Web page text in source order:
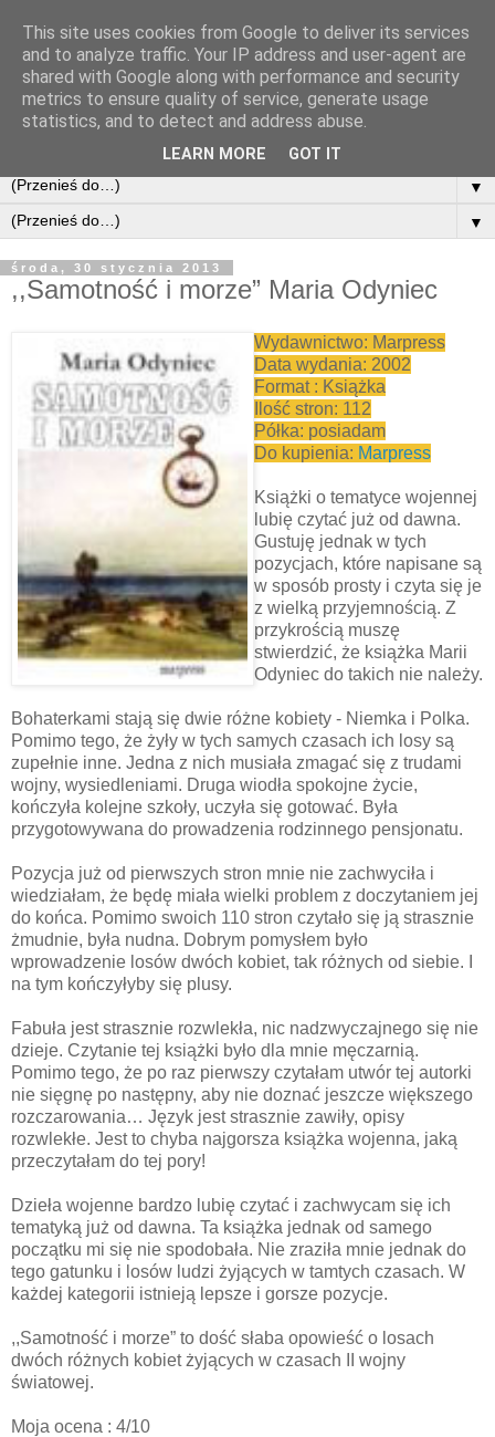
▼
▼
środa, 30 stycznia 2013
,,Samotność i morze” Maria Odyniec
Wydawnictwo: Marpress
Data wydania: 2002
Format : Książka
Ilość stron: 112
Półka: posiadam
Do kupienia: Marpress
Książki o tematyce wojennej
lubię czytać już od dawna.
Gustuję jednak w tych
pozycjach, które napisane są
w sposób prosty i czyta się je
z wielką przyjemnością. Z
przykrością muszę
stwierdzić, że książka Marii
Odyniec do takich nie należy.
Bohaterkami stają się dwie różne kobiety - Niemka i Polka.
Pomimo tego, że żyły w tych samych czasach ich losy są
zupełnie inne. Jedna z nich musiała zmagać się z trudami
wojny, wysiedleniami. Druga wiodła spokojne życie,
kończyła kolejne szkoły, uczyła się gotować. Była
przygotowywana do prowadzenia rodzinnego pensjonatu.
Pozycja już od pierwszych stron mnie nie zachwyciła i
wiedziałam, że będę miała wielki problem z doczytaniem jej
do końca. Pomimo swoich 110 stron czytało się ją strasznie
żmudnie, była nudna. Dobrym pomysłem było
wprowadzenie losów dwóch kobiet, tak różnych od siebie. I
na tym kończyłyby się plusy.
Fabuła jest strasznie rozwlekła, nic nadzwyczajnego się nie
dzieje. Czytanie tej książki było dla mnie męczarnią.
Pomimo tego, że po raz pierwszy czytałam utwór tej autorki
nie sięgnę po następny, aby nie doznać jeszcze większego
rozczarowania… Język jest strasznie zawiły, opisy
rozwlekłe. Jest to chyba najgorsza książka wojenna, jaką
przeczytałam do tej pory!
Dzieła wojenne bardzo lubię czytać i zachwycam się ich
tematyką już od dawna. Ta książka jednak od samego
początku mi się nie spodobała. Nie zraziła mnie jednak do
tego gatunku i losów ludzi żyjących w tamtych czasach. W
każdej kategorii istnieją lepsze i gorsze pozycje.
,,Samotność i morze” to dość słaba opowieść o losach
dwóch różnych kobiet żyjących w czasach II wojny
światowej.
Moja ocena : 4/10
This site uses cookies from Google to deliver its services
and to analyze traffic. Your IP address and user-agent are
shared with Google along with performance and security
metrics to ensure quality of service, generate usage
statistics, and to detect and address abuse.
LEARN MORE GOT IT